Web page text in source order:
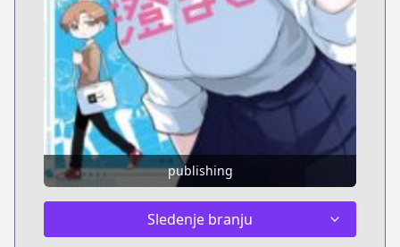
publishing
Sledenje branju